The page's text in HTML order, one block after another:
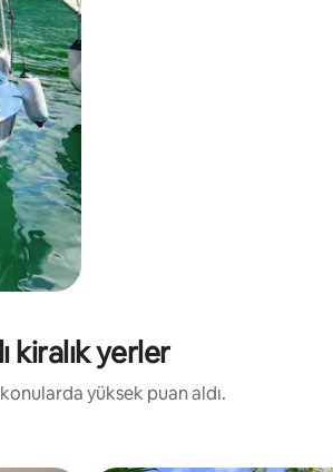
kiralık yerler
yüksek puan aldı.